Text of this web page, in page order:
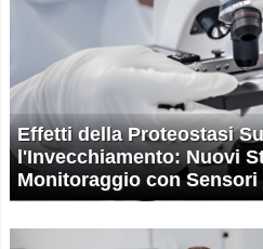
Effetti della Proteostasi
l'Invecchiamento: Nuovi
Monitoraggio con Sensori